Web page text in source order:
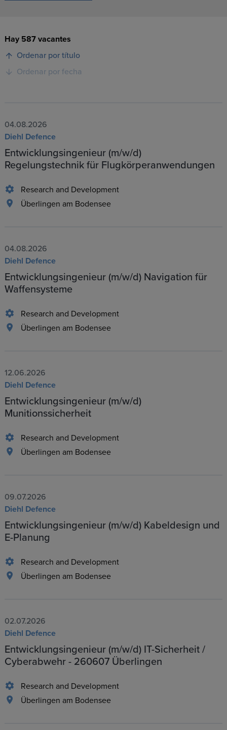
Hay 587 vacantes
Ordenar por título
Ordenar por fecha
04.08.2026
Diehl Defence
Entwicklungsingenieur (m/w/d)
Regelungstechnik für Flugkörperanwendungen
Research and Development
Überlingen am Bodensee
04.08.2026
Diehl Defence
Entwicklungsingenieur (m/w/d) Navigation für
Waffensysteme
Research and Development
Überlingen am Bodensee
12.06.2026
Diehl Defence
Entwicklungsingenieur (m/w/d)
Munitionssicherheit
Research and Development
Überlingen am Bodensee
09.07.2026
Diehl Defence
Entwicklungsingenieur (m/w/d) Kabeldesign und
E-Planung
Research and Development
Überlingen am Bodensee
02.07.2026
Diehl Defence
Entwicklungsingenieur (m/w/d) IT-Sicherheit /
Cyberabwehr - 260607 Überlingen
Research and Development
Überlingen am Bodensee